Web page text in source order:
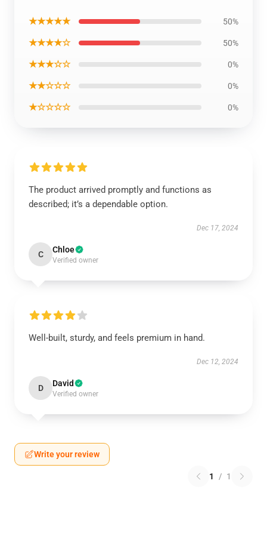
★★★★★ 50%
★★★★☆ 50%
★★★☆☆ 0%
★★☆☆☆ 0%
★☆☆☆☆ 0%
The product arrived promptly and functions as
described; it’s a dependable option.
Dec 17, 2024
C Chloe
Verified owner
Well-built, sturdy, and feels premium in hand.
Dec 12, 2024
D David
Verified owner
Write your review
1 / 1